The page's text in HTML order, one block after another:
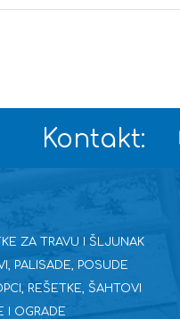
Kontakt:
ZA TRAVU I ŠLJUNAK
PALISADE, POSUDE
REŠETKE, ŠAHTOVI
I OGRADE